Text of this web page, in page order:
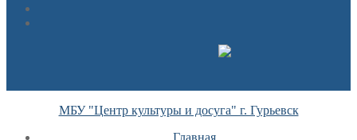
МБУ "Центр культуры и досуга" г. Гурьевск